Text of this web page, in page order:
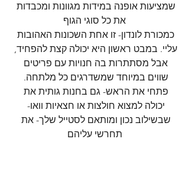
שמציעות אופנה במידות מגוונות ומכבדות
את כל סוגי הגוף
כמכורת לונדון- זו אחת השכונות האהובות
עליי. במבט ראשון היא יכולה קצת להפחיד,
אבל מסתתרות בה חנויות עם פריטים
שווים במיוחד שמשדרגים כל מלתחה.
פתחי את הראש- גם בחנות גותית את
יכולה למצוא חולצות או חצאיות וואו-
שבשילוב נכון ומותאם לסטייל שלך- את
תחרשי עליהם